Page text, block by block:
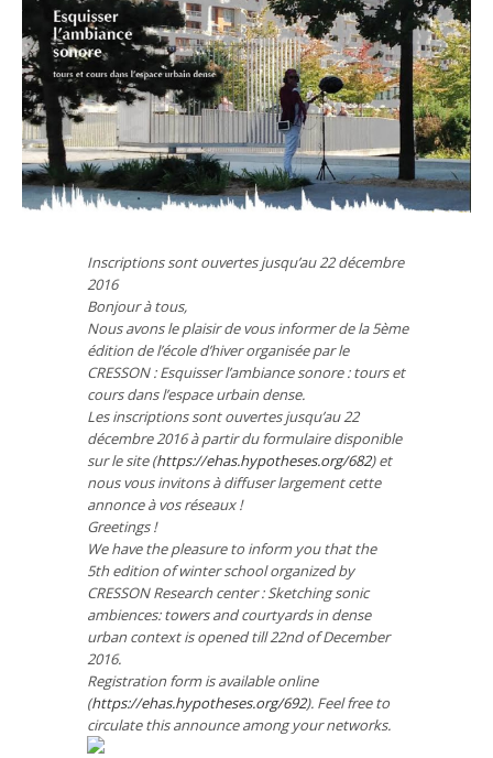
Inscriptions sont ouvertes jusqu’au 22 décembre
2016
Bonjour à tous,
Nous avons le plaisir de vous informer de la 5ème
édition de l’école d’hiver organisée par le
CRESSON :Esquisser l’ambiance sonore : tours et
cours dans l’espace urbain dense.
Les inscriptions sont ouvertes jusqu’au 22
décembre 2016 à partir du formulaire disponible
sur le site (https://ehas.hypotheses.org/682) et
nous vous invitons à diffuser largement cette
annonce à vos réseaux !
Greetings !
We have the pleasure to inform you that the
5th edition of winter school organized by
CRESSON Research center :Sketching sonic
ambiences: towers and courtyards in dense
urban contextis opened till 22nd of December
2016.
Registration form is available online
(https://ehas.hypotheses.org/692). Feel free to
circulate this announce among your networks.